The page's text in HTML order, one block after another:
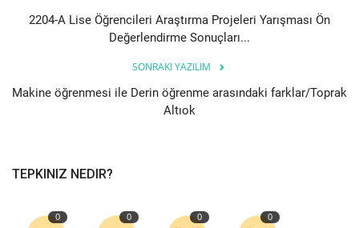
2204-A Lise Öğrencileri Araştırma Projeleri Yarışması Ön
Değerlendirme Sonuçları...
SONRAKI YAZILIM
Makine öğrenmesi ile Derin öğrenme arasındaki farklar/Toprak
Altıok
TEPKINIZ NEDIR?
0 0 0 0